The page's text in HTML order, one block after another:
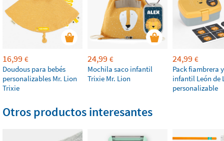
16,99 €
Doudous para bebés
personalizables Mr. Lion
Trixie
24,99 €
Mochila saco infantil
Trixie Mr. Lion
24,99 €
Pack fiambrera
infantil León de
personalizable
Otros productos interesantes